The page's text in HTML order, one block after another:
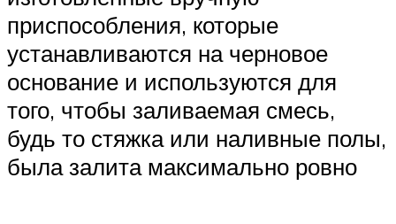
приспособления, которые
устанавливаются на черновое
основание и используются для
того, чтобы заливаемая смесь,
будь то стяжка или наливные полы,
была залита максимально ровно